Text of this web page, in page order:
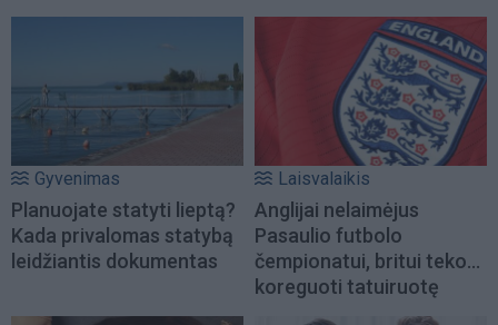
Gyvenimas
Planuojate statyti lieptą?
Kada privalomas statybą
leidžiantis dokumentas
Laisvalaikis
Anglijai nelaimėjus
Pasaulio futbolo
čempionatui, britui teko...
koreguoti tatuiruotę